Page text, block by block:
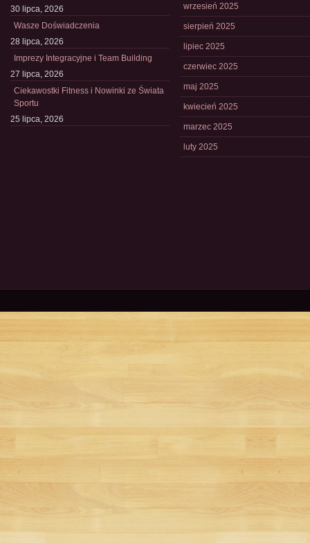
30 lipca, 2026
Wasze Doświadczenia
28 lipca, 2026
Imprezy Integracyjne i Team Building
27 lipca, 2026
Ciekawostki Fitness i Nowinki ze Świata
Sportu
25 lipca, 2026
wrzesień 2025
sierpień 2025
lipiec 2025
czerwiec 2025
maj 2025
kwiecień 2025
marzec 2025
luty 2025